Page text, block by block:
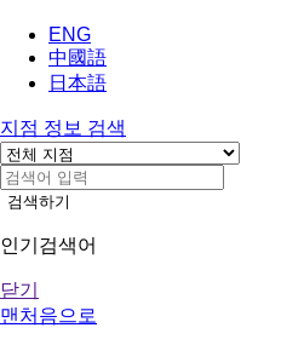
ENG
中國語
日本語
지점 정보 검색
검색하기
인기검색어
닫기
맨처음으로